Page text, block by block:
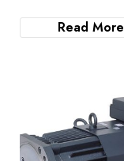
Read More